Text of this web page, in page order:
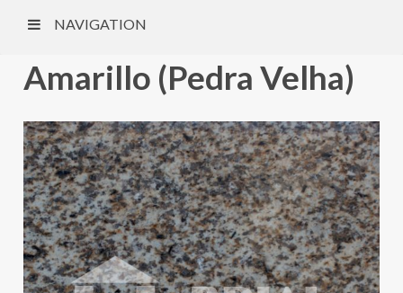
NAVIGATION
Amarillo (Pedra Velha)